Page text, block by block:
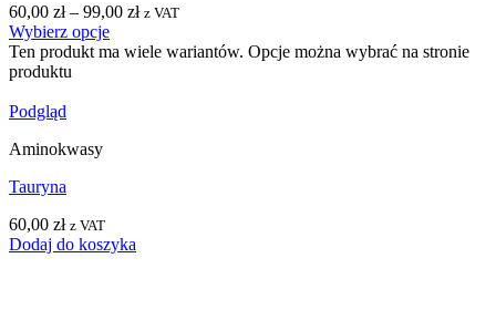
60,00 zł– 99,00 zł z VAT
Wybierz opcje
Ten produkt ma wiele wariantów. Opcje można wybrać na stronie
produktu
Podgląd
Aminokwasy
Tauryna
60,00 zł z VAT
Dodaj do koszyka